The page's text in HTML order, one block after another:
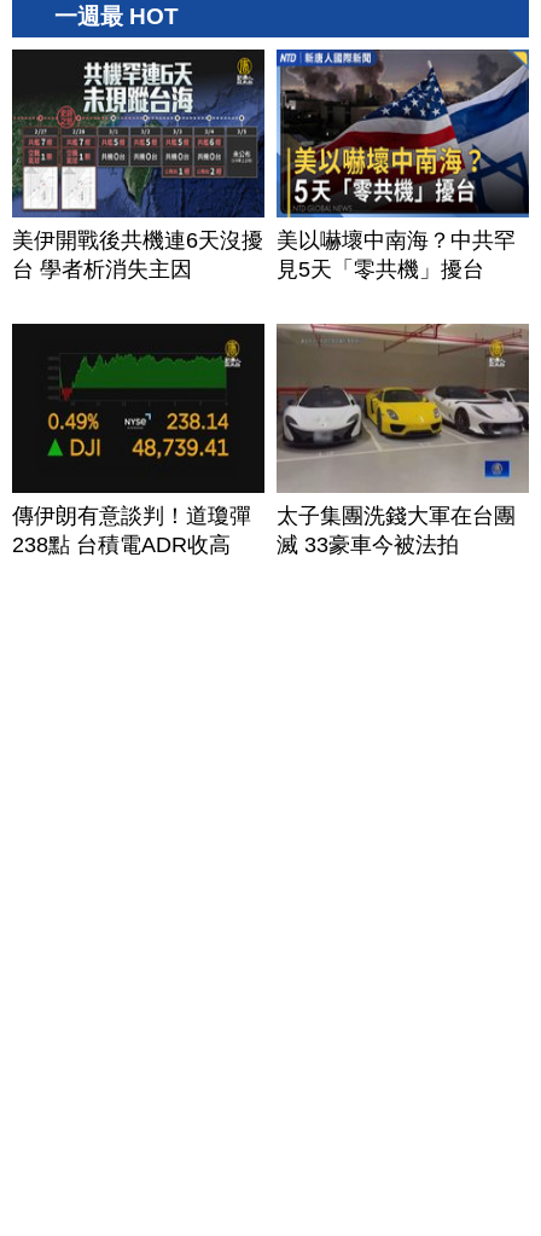
一週最 HOT
美伊開戰後共機連6天沒擾
台 學者析消失主因
美以嚇壞中南海？中共罕
見5天「零共機」擾台
傳伊朗有意談判！道瓊彈
238點 台積電ADR收高
太子集團洗錢大軍在台團
滅 33豪車今被法拍